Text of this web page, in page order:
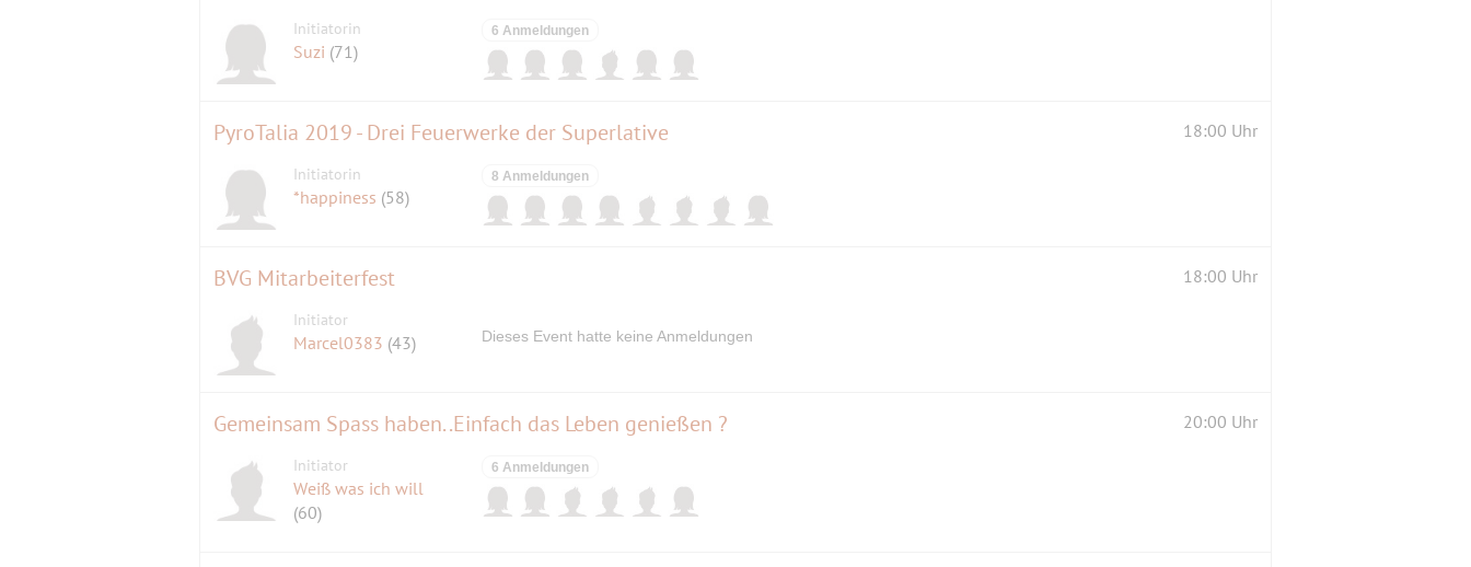
Initiatorin
Suzi (71)
6 Anmeldungen
PyroTalia 2019 - Drei Feuerwerke der Superlative 18:00 Uhr
Initiatorin
*happiness (58)
8 Anmeldungen
BVG Mitarbeiterfest 18:00 Uhr
Initiator
Marcel0383 (43) Dieses Event hatte keine Anmeldungen
Gemeinsam Spass haben..Einfach das Leben genießen ? 20:00 Uhr
Initiator
Weiß was ich will
(60)
6 Anmeldungen